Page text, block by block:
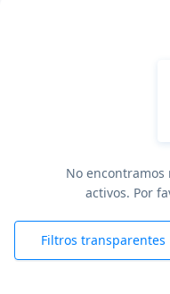
No
activos. Por
Filtros transparentes